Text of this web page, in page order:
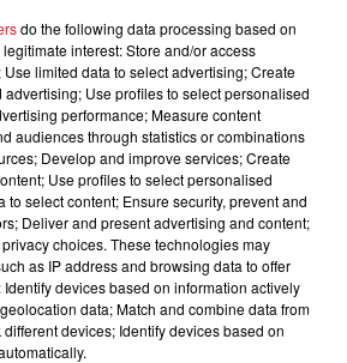
procédé à cette intervention sont
ce lundi, par les gendarmes.
pour faire la lumière sur cet
do the following data processing based on
interest: Store and/or access
limited data to select advertising; Create
Use profiles to select personalised
performance; Measure content
audiences through statistics or combinations
Develop and improve services; Create
Use profiles to select personalised
to select content; Ensure security, prevent and
Deliver and present advertising and content;
choices. These technologies may
as IP address and browsing data to offer
devices based on information actively
data; Match and combine data from
devices; Identify devices based on